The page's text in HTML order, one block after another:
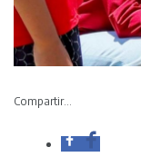
Compartir...